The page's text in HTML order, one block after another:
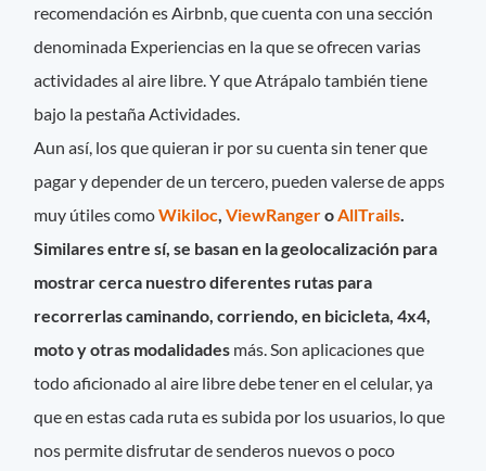
recomendación es Airbnb, que cuenta con una sección
denominada Experiencias en la que se ofrecen varias
actividades al aire libre. Y que Atrápalo también tiene
bajo la pestaña Actividades.
Aun así, los que quieran ir por su cuenta sin tener que
pagar y depender de un tercero, pueden valerse de apps
muy útiles comoWikiloc ,ViewRangero AllTrails
Similares entre sí, se basan en la geolocalización para
mostrar cerca nuestro diferentes rutas para
recorrerlas caminando, corriendo, en bicicleta, 4x4,
moto y otras modalidades más. Son aplicaciones que
todo aficionado al aire libre debe tener en el celular, ya
que en estas cada ruta es subida por los usuarios, lo que
nos permite disfrutar de senderos nuevos o poco